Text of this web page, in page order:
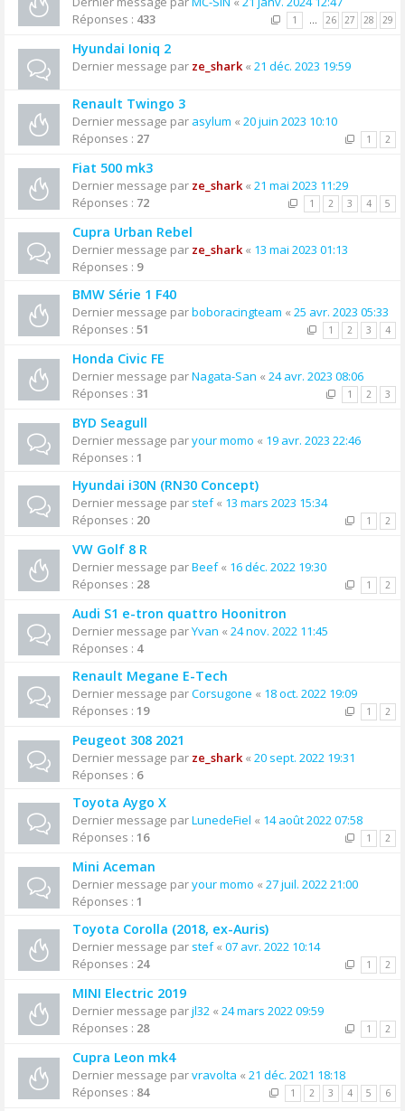
Réponses : 433 1 … 26 27 28 29
Hyundai Ioniq 2
Dernier message par ze_shark« 21 déc. 2023 19:59
Renault Twingo 3
Dernier message par asylum « 20 juin 2023 10:10
Réponses : 27 1 2
Fiat 500 mk3
Dernier message par ze_shark« 21 mai 2023 11:29
Réponses : 72 1 2 3 4 5
Cupra Urban Rebel
Dernier message par ze_shark« 13 mai 2023 01:13
Réponses : 9
BMW Série 1 F40
Dernier message parboboracingteam « 25 avr. 2023 05:33
Réponses : 51 1 2 3 4
Honda Civic FE
Dernier message parNagata-San « 24 avr. 2023 08:06
Réponses : 31 1 2 3
BYD Seagull
Dernier message paryour momo « 19 avr. 2023 22:46
Réponses : 1
Hyundai i30N (RN30 Concept)
Dernier message par stef« 13 mars 2023 15:34
Réponses : 20 1 2
VW Golf 8 R
Dernier message parBeef« 16 déc. 2022 19:30
Réponses : 28 1 2
Audi S1 e-tron quattro Hoonitron
Dernier message parYvan « 24 nov. 2022 11:45
Réponses : 4
Renault Megane E-Tech
Dernier message parCorsugone « 18 oct. 2022 19:09
Réponses : 19 1 2
Peugeot 308 2021
Dernier message par ze_shark« 20 sept. 2022 19:31
Réponses : 6
Toyota Aygo X
Dernier message parLunedeFiel « 14 août 2022 07:58
Réponses : 16 1 2
Mini Aceman
Dernier message paryour momo « 27 juil. 2022 21:00
Réponses : 1
Toyota Corolla (2018, ex-Auris)
Dernier message par stef« 07 avr. 2022 10:14
Réponses : 24 1 2
MINI Electric 2019
Dernier message parjl32 « 24 mars 2022 09:59
Réponses : 28 1 2
Cupra Leon mk4
Dernier message parvravolta « 21 déc. 2021 18:18
Réponses : 84 1 2 3 4 5 6